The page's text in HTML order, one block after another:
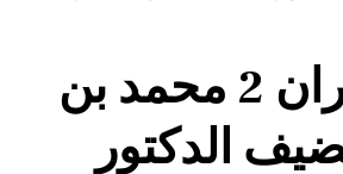
جامعة وهران 2 محمد بن
الدكتور